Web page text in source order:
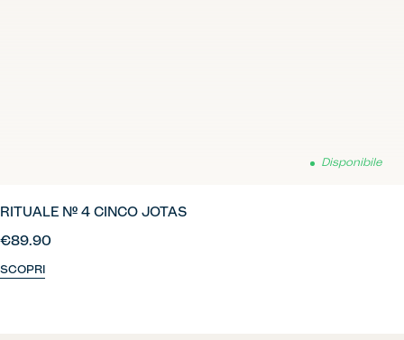
Disponibile
RITUALE Nº 4 CINCO JOTAS
€89.90
SCOPRI